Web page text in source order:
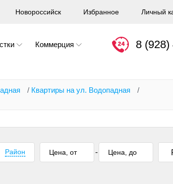
Новороссийск Избранное Личный
Коммерция 8 (928)
/ Квартиры на ул. Водопадная
/
Район -